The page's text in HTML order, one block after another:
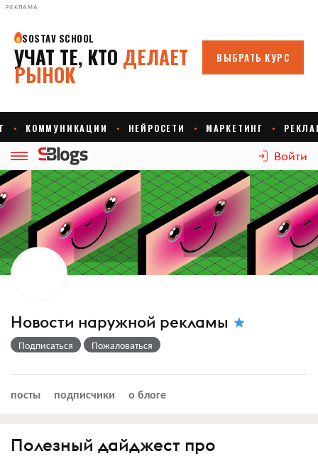
РЕКЛАМА
Войти
Новости наружной рекламы
Подписаться Пожаловаться
посты подписчики о блоге
Полезный дайджест про